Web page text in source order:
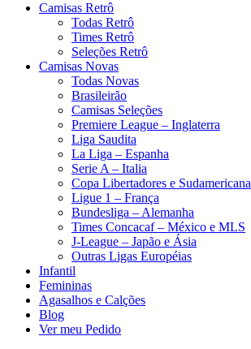
Camisas Retrô
Todas Retrô
Times Retrô
Seleções Retrô
Camisas Novas
Todas Novas
Brasileirão
Camisas Seleções
Premiere League – Inglaterra
Liga Saudita
La Liga – Espanha
Serie A – Italia
Copa Libertadores e Sudamericana
Ligue 1 – França
Bundesliga – Alemanha
Times Concacaf – México e MLS
J-League – Japão e Ásia
Outras Ligas Européias
Infantil
Femininas
Agasalhos e Calções
Blog
Ver meu Pedido